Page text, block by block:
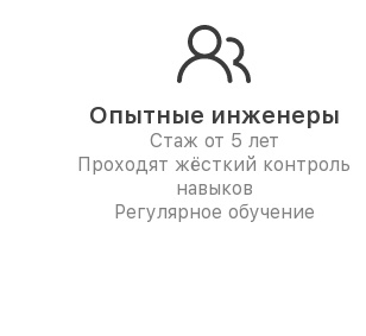
Опытные инженеры
Стаж от 5 лет
Проходят жёсткий контроль
навыков
Регулярное обучение